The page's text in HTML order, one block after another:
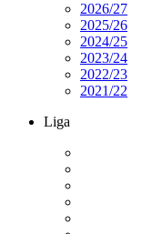
2026/27
2025/26
2024/25
2023/24
2022/23
2021/22
Liga